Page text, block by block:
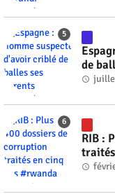
de
RIB :